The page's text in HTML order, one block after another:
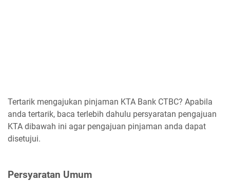
Tertarik mengajukan pinjaman KTA Bank CTBC? Apabila
anda tertarik, baca terlebih dahulu persyaratan pengajuan
KTA dibawah ini agar pengajuan pinjaman anda dapat
disetujui.
Persyaratan Umum